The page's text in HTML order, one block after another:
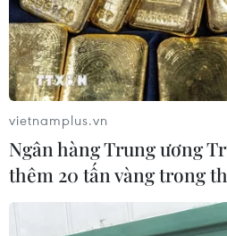
vietnamplus.vn
Ngân hàng Trung ương
thêm 20 tấn vàng trong